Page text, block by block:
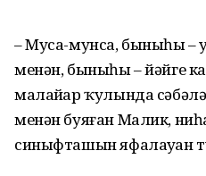
– Муса-мунса, быныһы –
менән, быныһы – йәйге
малайҙар ҡулында
менән буяған Малик,
синыфташын яфалауҙан